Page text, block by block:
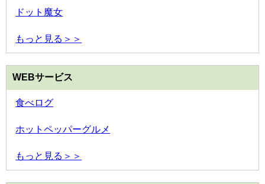
ドット魔女
もっと見る＞＞
WEBサービス
食べログ
ホットペッパーグルメ
もっと見る＞＞